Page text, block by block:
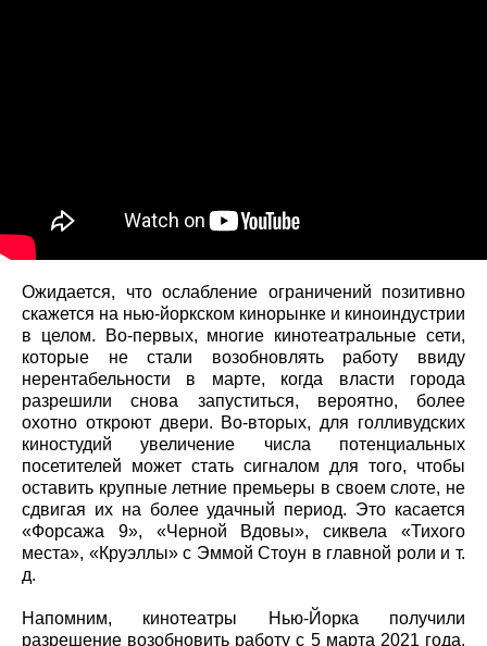
Ожидается, что ослабление ограничений позитивно
скажется на нью-йоркском кинорынке и киноиндустрии
в целом. Во-первых, многие кинотеатральные сети,
которые не стали возобновлять работу ввиду
нерентабельности в марте, когда власти города
разрешили снова запуститься, вероятно, более
охотно откроют двери. Во-вторых, для голливудских
киностудий увеличение числа потенциальных
посетителей может стать сигналом для того, чтобы
оставить крупные летние премьеры в своем слоте, не
сдвигая их на более удачный период. Это касается
«Форсажа 9», «Черной Вдовы», сиквела «Тихого
места», «Круэллы» с Эммой Стоун в главной роли и т.
д.
Напомним, кинотеатры Нью-Йорка получили
разрешение возобновить работу с 5 марта 2021 года.